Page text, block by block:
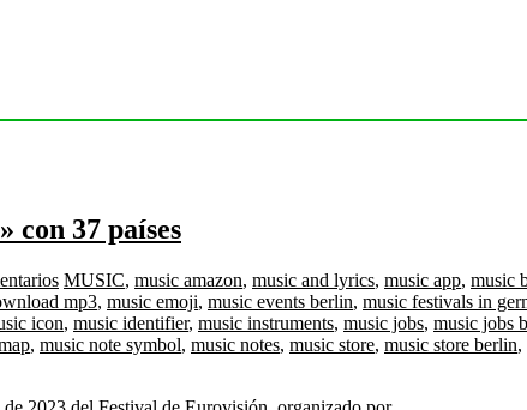
con 37 países
MUSIC, music amazon, music and lyrics, music app, music
mp3, music emoji, music events berlin, music festivals in
icon, music identifier, music instruments, music jobs, music jobs
, music note symbol, music notes, music store, music store berlin,